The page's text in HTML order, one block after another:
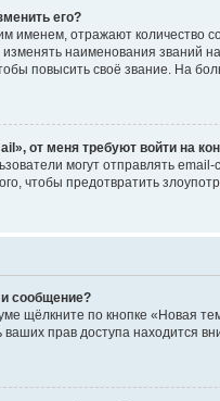
его?
именем, отражают количество
наименования званий
повысить своё звание. На
от меня требуют войти на
могут отправлять
чтобы предотвратить
сообщение?
щёлкните по кнопке «Новая
прав доступа находится